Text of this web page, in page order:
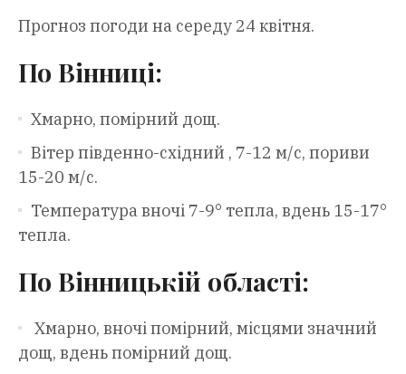
Прогноз погоди на середу 24 квітня.
По Вінниці:
Хмарно, помірний дощ.
Вітер південно-східний , 7-12 м/с, пориви
15-20 м/с.
Температура вночі 7-9° тепла, вдень 15-17°
тепла.
По Вінницькій області:
Хмарно, вночі помірний, місцями значний
дощ, вдень помірний дощ.